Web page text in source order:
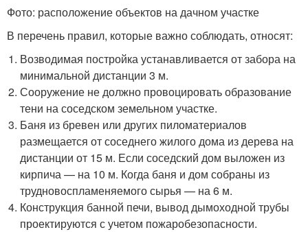
Фото: расположение объектов на дачном участке
В перечень правил, которые важно соблюдать, относят:
Возводимая постройка устанавливается от забора на
минимальной дистанции 3 м.
Сооружение не должно провоцировать образование
тени на соседском земельном участке.
Баня из бревен или других пиломатериалов
размещается от соседнего жилого дома из дерева на
дистанции от 15 м. Если соседский дом выложен из
кирпича — на 10 м. Когда баня и дом собраны из
трудновоспламеняемого сырья — на 6 м.
Конструкция банной печи, вывод дымоходной трубы
проектируются с учетом пожаробезопасности.